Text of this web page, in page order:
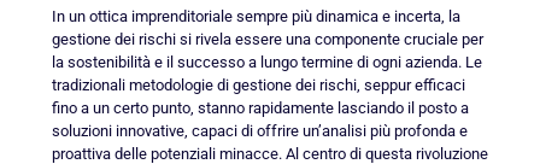
In un ottica imprenditoriale sempre più dinamica e incerta, la
gestione dei rischi si rivela essere una componente cruciale per
la sostenibilità e il successo a lungo termine di ogni azienda. Le
tradizionali metodologie di gestione dei rischi, seppur efficaci
fino a un certo punto, stanno rapidamente lasciando il posto a
soluzioni innovative, capaci di offrire un’analisi più profonda e
proattiva delle potenziali minacce. Al centro di questa rivoluzione